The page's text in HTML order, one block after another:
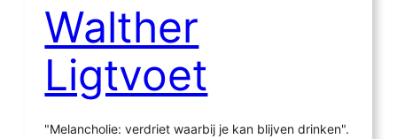
Walther
Ligtvoet
"Melancholie: verdriet waarbij je kan blijven drinken".